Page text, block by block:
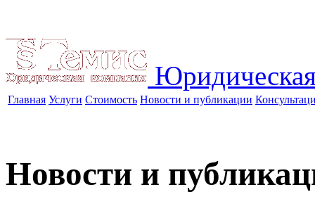
Главная Услуги Стоимость Новости и публикации
Новости и